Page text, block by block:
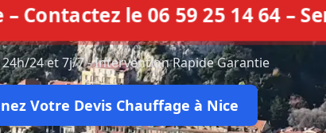
Contactez le 06 59 25 14 64 –
24 et 7j/7 - Intervention Rapide Garantie
Votre Devis Chauffage à Nice